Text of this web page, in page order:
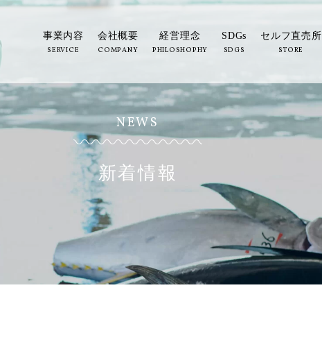
事業内容
SERVICE
会社概要
COMPANY
経営理念
PHILOSHOPHY
SDGs
SDGS
セルフ直売所
STORE
NEWS
新着情報